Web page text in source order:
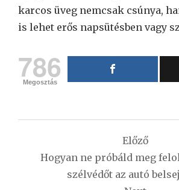
karcos üveg nemcsak csúnya,
is lehet erős napsütésben vagy
786
Megosztás
navigáció
Előző
Hogyan ne próbáld meg
szélvédőt az autó